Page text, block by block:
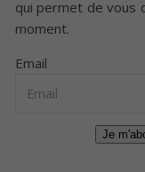
qui permet de vous
moment.
Email
Je